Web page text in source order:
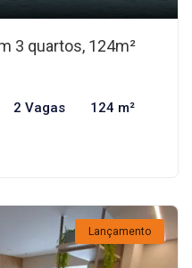
3 quartos, 124m²
2 Vagas 124 m²
Lançamento